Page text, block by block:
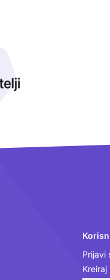
Prijavi
Kreiraj